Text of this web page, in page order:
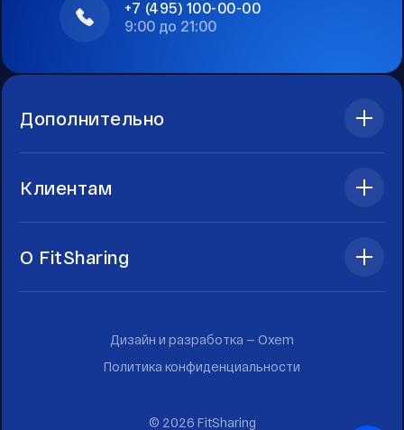
+7 (495) 100-00-00
9:00 до 21:00
Дополнительно
Клиентам
О FitSharing
© 2026 FitSharing
Политика конфиденциальности
Дизайн и разработка — Oxem